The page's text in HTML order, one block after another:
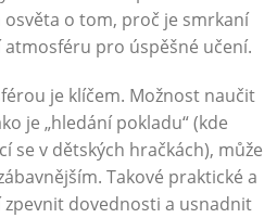
o tom, proč je smrkaní
pro úspěšné učení.
je klíčem. Možnost naučit
je „hledání pokladu“ (kde
se v dětských hračkách), může
Takové praktické a
dovednosti a usnadnit